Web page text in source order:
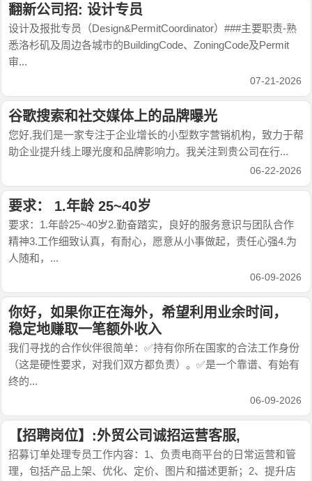
翻新公司招: 设计专员
设计及报批专员（Design&PermitCoordinator）###主要职责-熟
悉洛杉矶及周边各城市的BuildingCode、ZoningCode及Permit
审...
07-21-2026
谷歌搜索和社交媒体上的品牌曝光
您好,我们是一家专注于企业增长的小型数字营销机构，致力于帮
助企业提升线上曝光度和品牌影响力。我关注到贵公司在行...
06-22-2026
要求： 1.年龄 25~40岁
要求：1.年龄25~40岁2.勤奋踏实，良好的服务意识与团队合作
精神3.工作细致认真，有耐心，愿意从小事做起，责任心强4.为
人随和，...
06-09-2026
你好，如果你正在海外，希望利用业余时间，
稳定地赚取一笔额外收入
我们寻找的合作伙伴很简单：✅持有你所在国家的合法工作身份
（这是硬性要求，对我们双方都负责）。✅是一个靠谱、有始有
终的...
06-09-2026
【招聘岗位】:外贸公司诚招运营客服,
招募订单处理专员工作内容：1、负责电商平台的日常运营和管
理，包括产品上架、优化、定价、图片和描述更新；2、提升店